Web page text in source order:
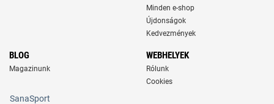
Minden e-shop
Újdonságok
Kedvezmények
BLOG
Magazinunk
WEBHELYEK
Rólunk
Cookies
SanaSport